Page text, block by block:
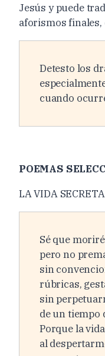
Jesús y puede
aforismos finales,
Detesto los
cuando
POEMAS
LA VIDA SECRETA
Sé que
pero no
sin
rúbricas,
sin
de un tiempo
Porque la
al